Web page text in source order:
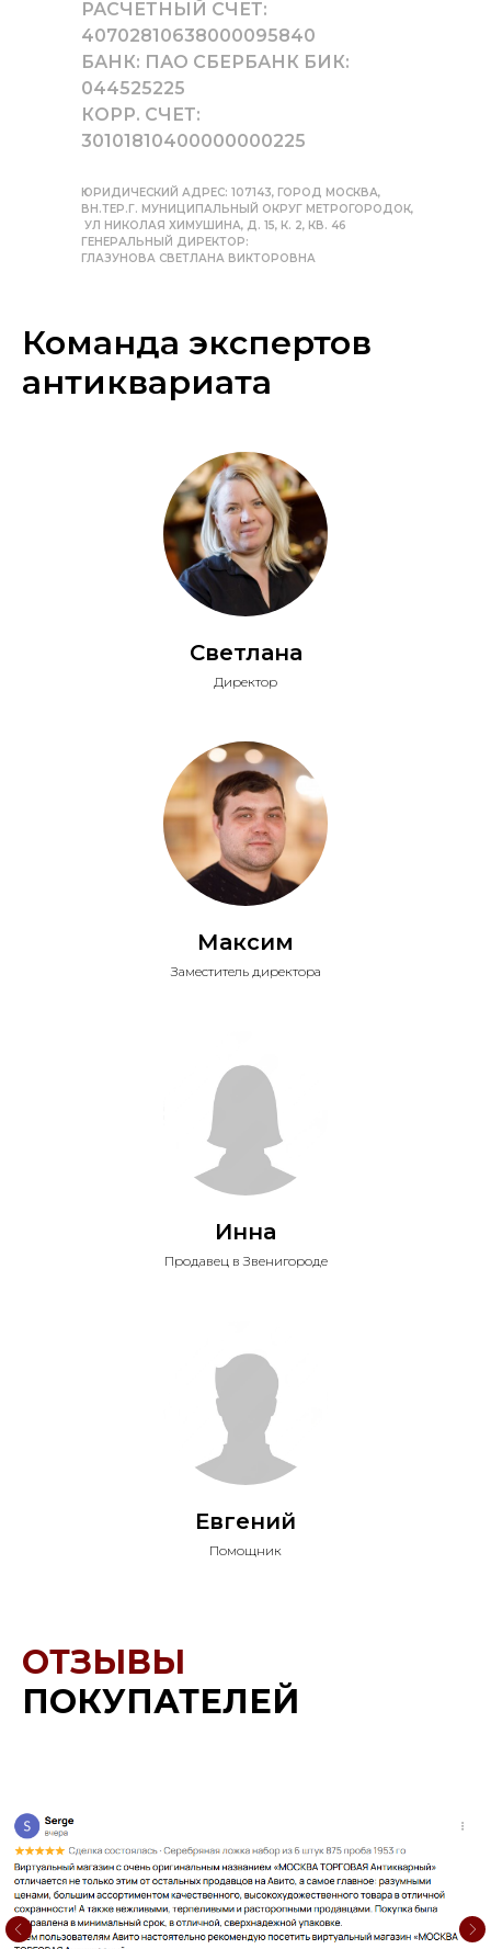
РАСЧЕТНЫЙ СЧЕТ:
40702810638000095840
БАНК: ПАО СБЕРБАНК БИК:
044525225
КОРР. СЧЕТ:
30101810400000000225
ЮРИДИЧЕСКИЙ АДРЕС: 107143, ГОРОД МОСКВА,
ВН.ТЕР.Г. МУНИЦИПАЛЬНЫЙ ОКРУГ МЕТРОГОРОДОК,
УЛ НИКОЛАЯ ХИМУШИНА, Д. 15, К. 2, КВ. 46
ГЕНЕРАЛЬНЫЙ ДИРЕКТОР:
ГЛАЗУНОВА СВЕТЛАНА ВИКТОРОВНА
Команда экспертов
антиквариата
Светлана
Директор
Максим
Заместитель директора
Инна
Продавец в Звенигороде
Евгений
Помощник
ОТЗЫВЫ
ПОКУПАТЕЛЕЙ